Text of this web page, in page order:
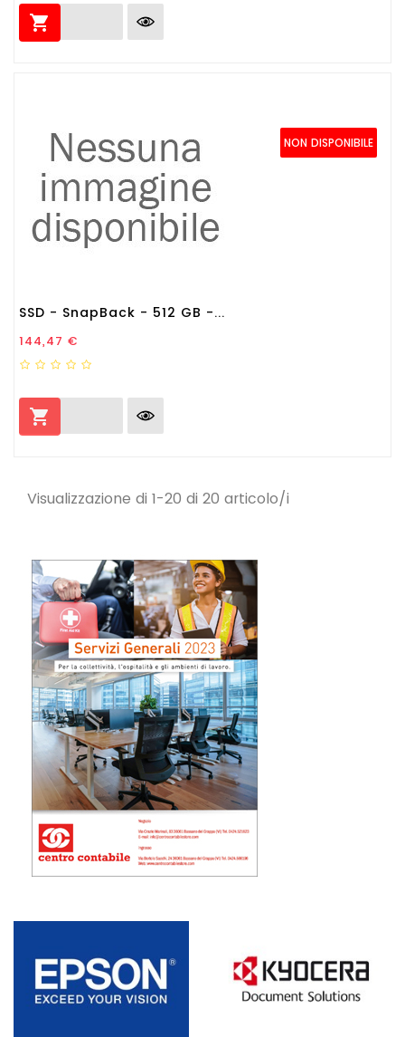

NON DISPONIBILE
SSD - SnapBack - 512 GB -...
Prezzo
144,47 €

Visualizzazione di 1-20 di 20 articolo/i